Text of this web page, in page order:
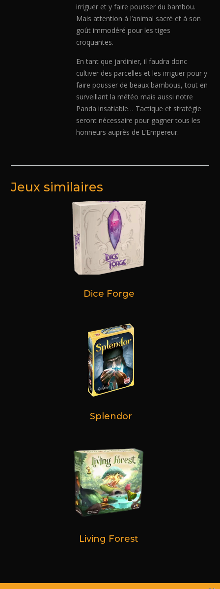
irriguer et y faire pousser du bambou.
Mais attention à l’animal sacré et à son
goût immodéré pour les tiges
croquantes.
En tant que jardinier, il faudra donc
cultiver des parcelles et les irriguer pour y
faire pousser de beaux bambous, tout en
surveillant la météo mais aussi notre
Panda insatiable… Tactique et stratégie
seront nécessaire pour gagner tous les
honneurs auprès de L’Empereur.
Jeux similaires
Dice Forge
Splendor
Living Forest